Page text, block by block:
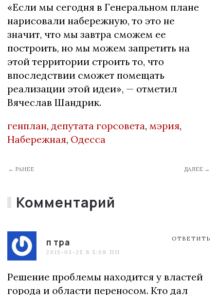
«Если мы сегодня в Генеральном плане
нарисовали набережную, то это не
значит, что мы завтра сможем ее
построить, но мы можем запретить на
этой территории строить то, что
впоследствии сможет помещать
реализации этой идеи», — отметил
Вячеслав Шандрик.
генплан, депутата горсовета, мэрия,
Набережная, Одесса
← РАНЕЕ ДАЛЕЕ →
Комментарий
п тра
2015-03-25 В 5:08 ПП
ОТВЕТИТЬ
Решение проблемы находится у властей
города и области переносом. Кто дал